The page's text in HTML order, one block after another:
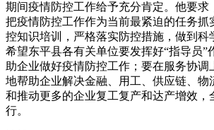
期间疫情防控工作给予充分肯定。他要求
把疫情防控工作作为当前最紧迫的任务抓
控知识培训，严格落实防控措施，做到科
希望东平县各有关单位要发挥好“指导员”
助企业做好疫情防控工作；要在服务协调
地帮助企业解决金融、用工、供应链、物
和推动更多的企业复工复产和达产增效，
行。